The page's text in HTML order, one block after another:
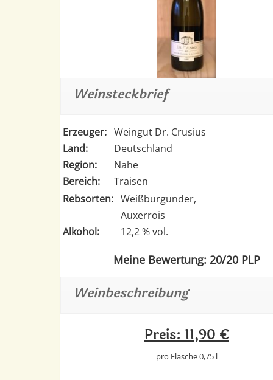
Weinsteckbrief
Erzeuger: Weingut Dr. Crusius
Land:
Deutschland
Region:
Nahe
Bereich:
Traisen
Rebsorten: Weißburgunder,
Auxerrois
Alkohol:
12,2 % vol.
Meine Bewertung: 20/20 PLP
Weinbeschreibung
Preis: 11,90 €
pro Flasche 0,75 l